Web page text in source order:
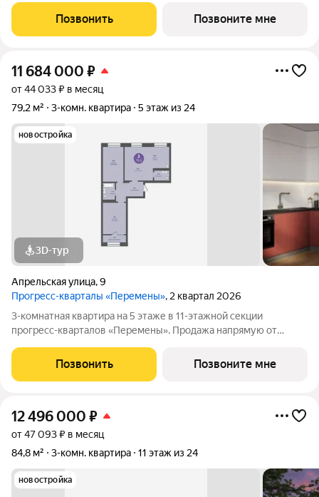
Индивидуальный подбор наиболее выгодного варианта
покупки. Бесплатное сопровождение по
Позвонить Позвоните мне
11 684 000 ₽
от 44 033 ₽ в месяц
79,2 м²
3-комн. квартира 5 этаж из 24
новостройка
3D-тур
Апрельская улица,9
Прогресс-кварталы «Перемены», 2 квартал 2026
3-комнатная квартира на 5 этаже в 11-этажной секции
прогресс-кварталов «Перемены». Продажа напрямую от
Индивидуальный подбор наиболее выгодного варианта
покупки. Бесплатное сопровождение по
Позвонить Позвоните мне
12 496 000 ₽
от 47 093 ₽ в месяц
84,8 м²
3-комн. квартира 11 этаж из 24
новостройка